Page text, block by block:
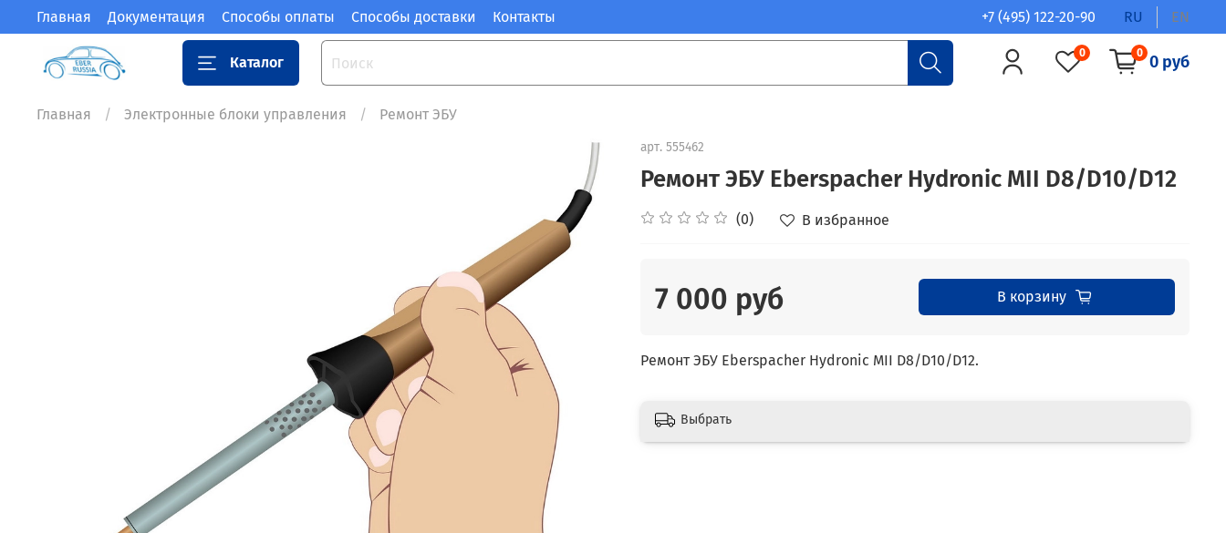
Главная Документация Способы оплаты Способы доставки Контакты +7 (495) 122-20-90 RU EN
Каталог
0 0 0 руб
Главная Электронные блоки управления Ремонт ЭБУ
арт. 555462
Ремонт ЭБУ Eberspacher Hydronic MII D8/D10/D12
(0) В избранное
7 000 руб В корзину
Ремонт ЭБУ Eberspacher Hydronic MII D8/D10/D12.
Выбрать